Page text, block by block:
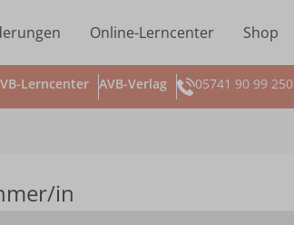
Online-Lerncenter Shop
Lerncenter AVB-Verlag 05741 90 99
in